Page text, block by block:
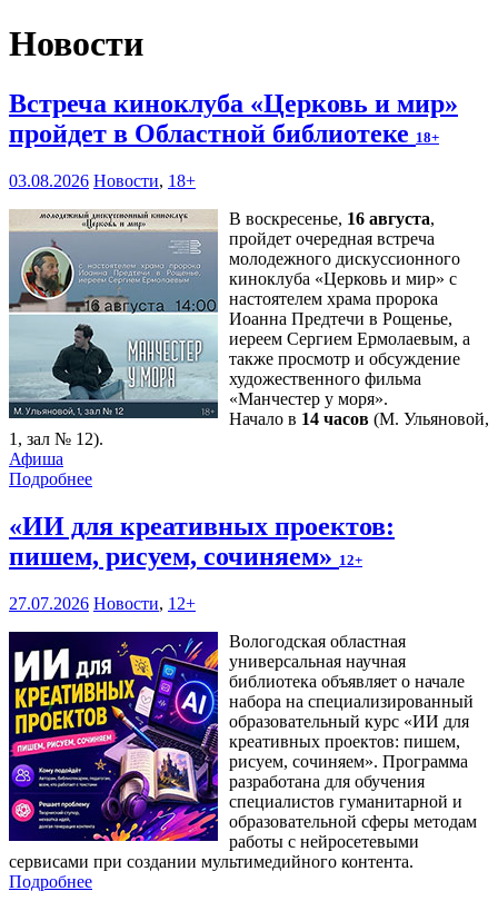
Новости
Встреча киноклуба «Церковь и мир»
пройдет в Областной библиотеке 18+
03.08.2026 Новости, 18+
В воскресенье, 16 августа,
пройдет очередная встреча
молодежного дискуссионного
киноклуба «Церковь и мир» с
настоятелем храма пророка
Иоанна Предтечи в Рощенье,
иереем Сергием Ермолаевым, а
также просмотр и обсуждение
художественного фильма
«Манчестер у моря».
Начало в 14 часов (М. Ульяновой,
1, зал № 12).
Афиша
Подробнее
«ИИ для креативных проектов:
пишем, рисуем, сочиняем» 12+
27.07.2026 Новости, 12+
Вологодская областная
универсальная научная
библиотека объявляет о начале
набора на специализированный
образовательный курс «ИИ для
креативных проектов: пишем,
рисуем, сочиняем». Программа
разработана для обучения
специалистов гуманитарной и
образовательной сферы методам
работы с нейросетевыми
сервисами при создании мультимедийного контента.
Подробнее